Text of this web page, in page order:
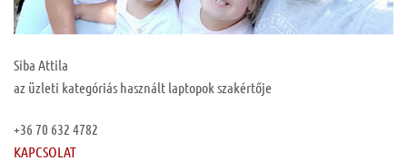
Siba Attila
az üzleti kategóriás használt laptopok szakértője
+36 70 632 4782
KAPCSOLAT